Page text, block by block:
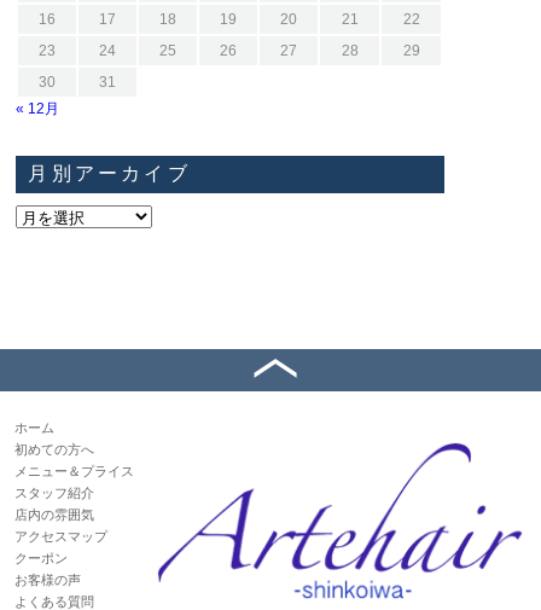
16
17 18 19 20 21
22
23
24 25 26 27 28
29
30
31
« 12月
月別アーカイブ
ホーム
初めての方へ
メニュー＆プライス
スタッフ紹介
店内の雰囲気
アクセスマップ
クーポン
お客様の声
よくある質問